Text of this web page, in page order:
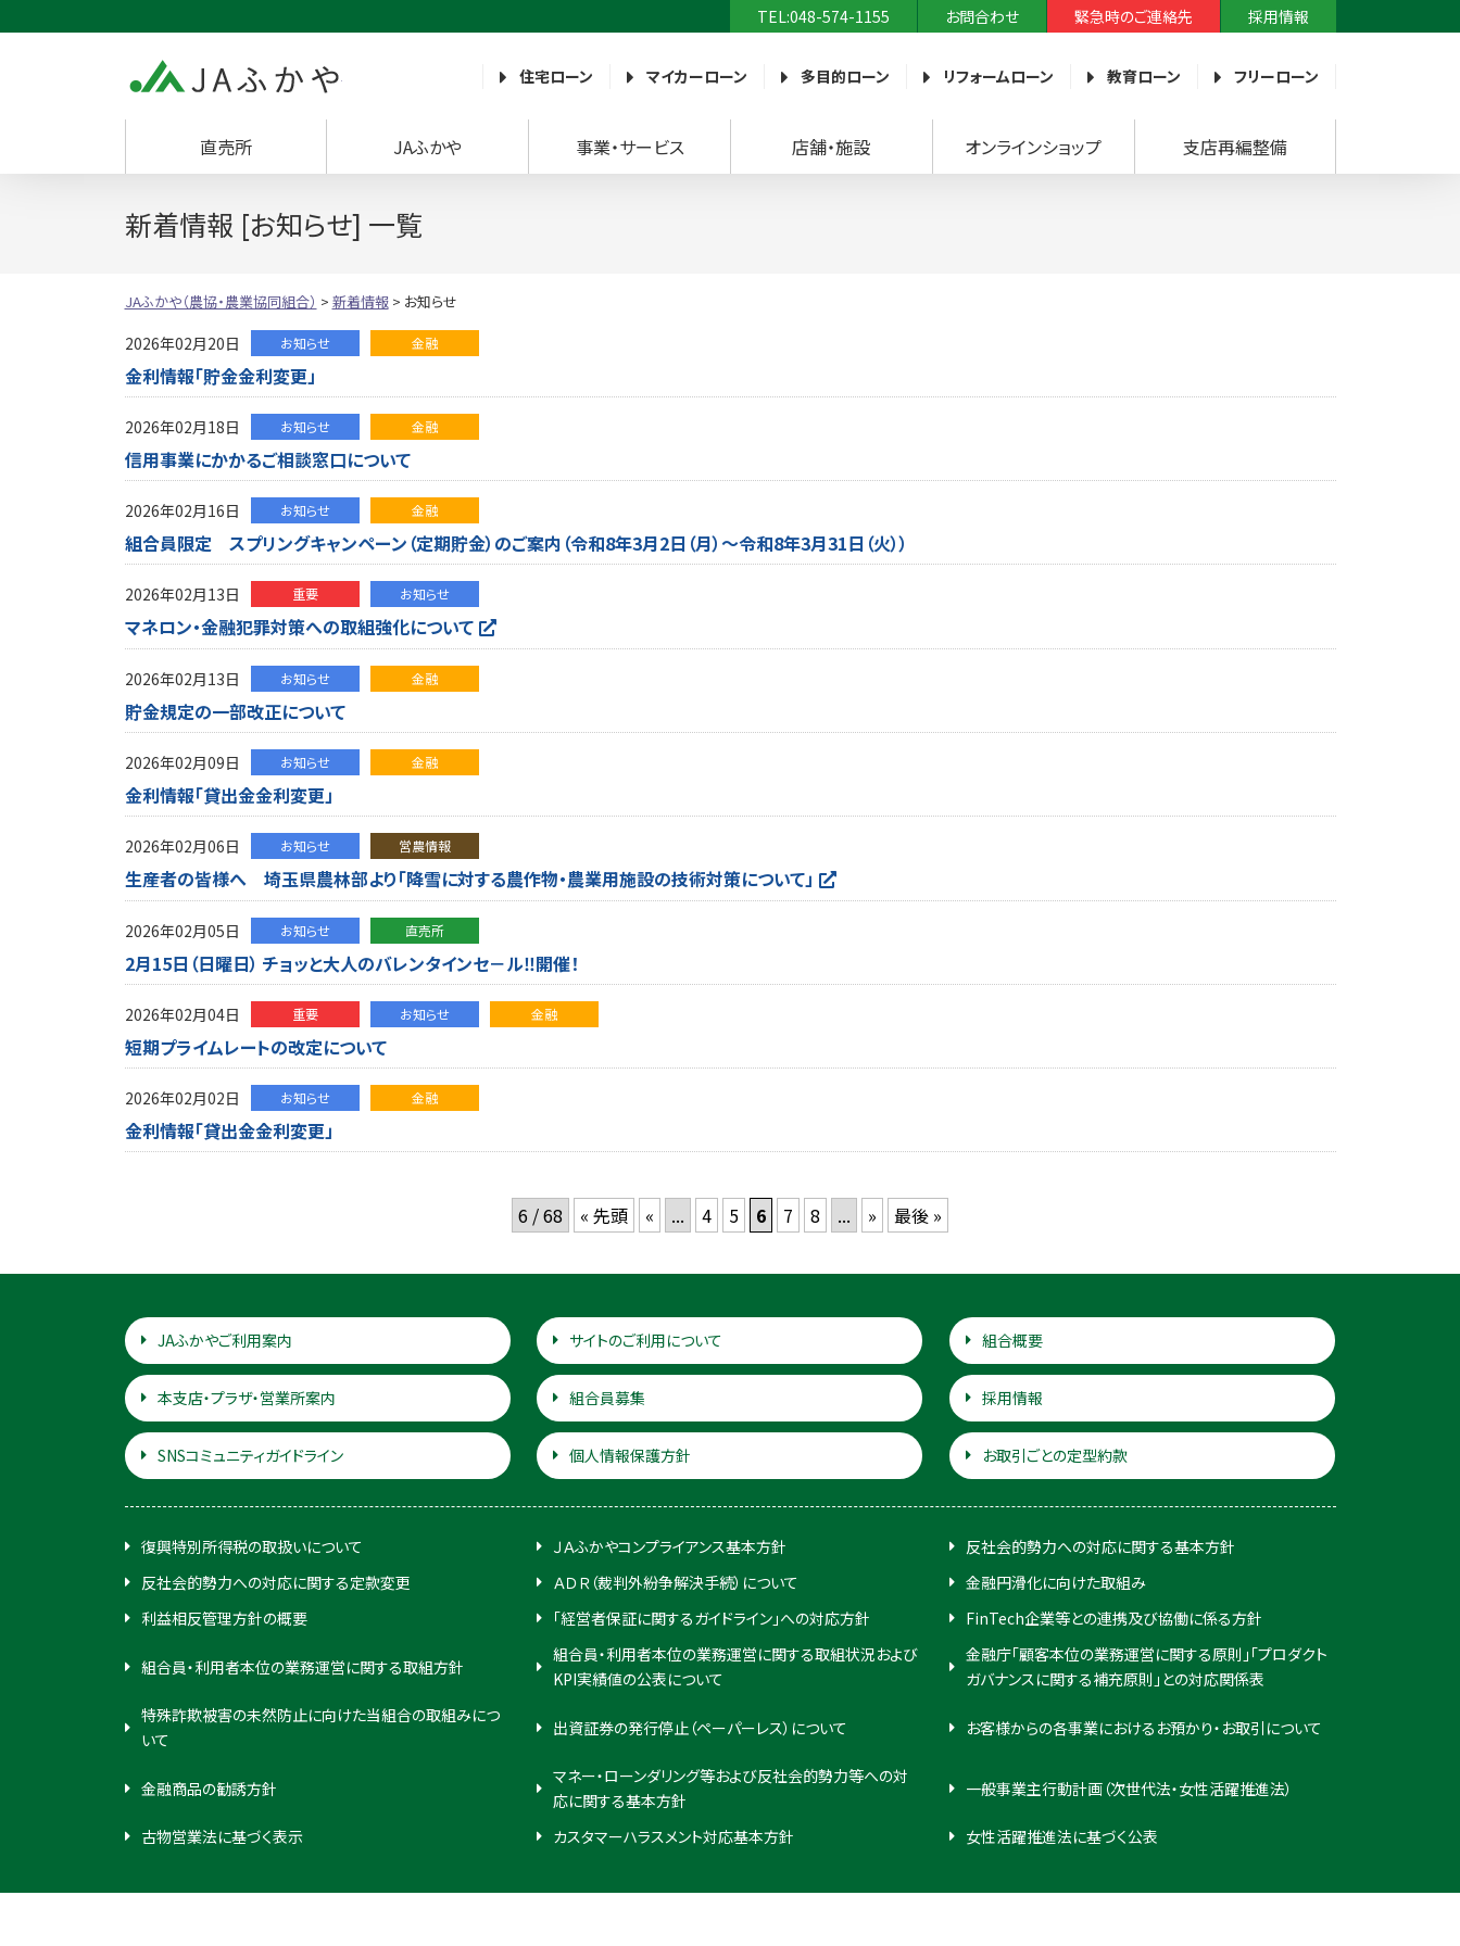
TEL:048-574-1155 お問合わせ 緊急時のご連絡先 採用情報
JAふかや（農協・農業協同組合）
住宅ローン マイカーローン 多目的ローン リフォームローン 教育ローン フリーローン
直売所 JAふかや 事業・サービス 店舗・施設 オンラインショップ 支店再編整備
新着情報 [お知らせ] 一覧
JAふかや（農協・農業協同組合） > 新着情報> お知らせ
2026年02月20日 お知らせ 金融
金利情報「貯金金利変更」
2026年02月18日 お知らせ 金融
信用事業にかかるご相談窓口について
2026年02月16日 お知らせ 金融
組合員限定 スプリングキャンペーン（定期貯金）のご案内（令和8年3月2日（月）～令和8年3月31日（火））
2026年02月13日 重要 お知らせ
マネロン・金融犯罪対策への取組強化について
2026年02月13日 お知らせ 金融
貯金規定の一部改正について
2026年02月09日 お知らせ 金融
金利情報「貸出金金利変更」
2026年02月06日 お知らせ 営農情報
生産者の皆様へ 埼玉県農林部より「降雪に対する農作物・農業用施設の技術対策について」
2026年02月05日 お知らせ 直売所
2月15日（日曜日） チョッと大人のバレンタインセ－ル‼開催！
2026年02月04日 重要 お知らせ 金融
短期プライムレートの改定について
2026年02月02日 お知らせ 金融
金利情報「貸出金金利変更」
6 / 68 « 先頭 « ... 4 5 6 7 8 ... » 最後 »
JAふかやご利用案内 サイトのご利用について 組合概要
本支店・プラザ・営業所案内 組合員募集 採用情報
SNSコミュニティガイドライン 個人情報保護方針 お取引ごとの定型約款
復興特別所得税の取扱いについて ＪＡふかやコンプライアンス基本方針
反社会的勢力への対応に関する基本方針
反社会的勢力への対応に関する定款変更
ＡＤＲ（裁判外紛争解決手続）について
金融円滑化に向けた取組み
利益相反管理方針の概要
「経営者保証に関するガイドライン」への対応方針 FinTech企業等との連携及び協働に係る方針
組合員・利用者本位の業務運営に関する取組方針
組合員・利用者本位の業務運営に関する取組状況および
KPI実績値の公表について
金融庁「顧客本位の業務運営に関する原則」「プロダクト
ガバナンスに関する補充原則」との対応関係表
特殊詐欺被害の未然防止に向けた当組合の取組みにつ
いて
出資証券の発行停止（ペーパーレス）について お客様からの各事業におけるお預かり・お取引について
金融商品の勧誘方針
マネー・ローンダリング等および反社会的勢力等への対
応に関する基本方針
一般事業主行動計画（次世代法・女性活躍推進法）
古物営業法に基づく表示 カスタマーハラスメント対応基本方針 女性活躍推進法に基づく公表